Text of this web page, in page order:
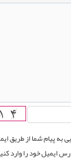
به پیام شما از
ایمیل خود را وارد